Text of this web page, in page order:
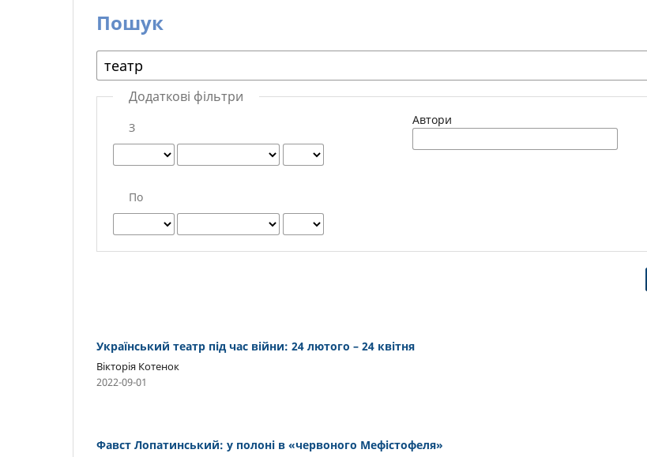
Пошук
Додаткові фільтри
З
По
Автори
Український театр під час війни: 24 лютого – 24 квітня
Вікторія Котенок
2022-09-01
Фавст Лопатинський: у полоні в «червоного Мефістофеля»